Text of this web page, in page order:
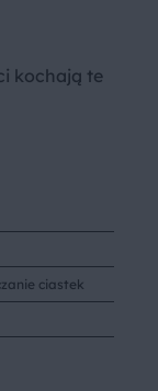
kochają te
ciastek